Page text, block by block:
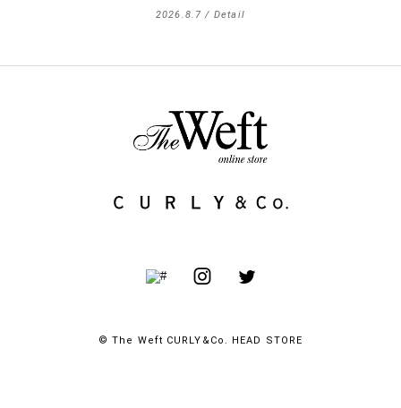
2026.8.7 / Detail
© The Weft CURLY&Co. HEAD STORE